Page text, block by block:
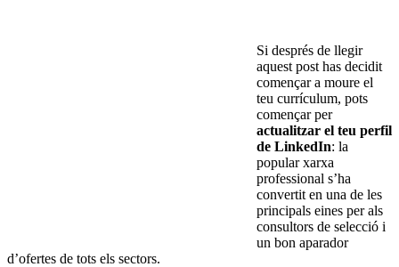
Si després de llegir
aquest post has decidit
començar a moure el
teu currículum, pots
començar per
actualitzar el teu perfil
de LinkedIn: la
popular xarxa
professional s’ha
convertit en una de les
principals eines per als
consultors de selecció i
un bon aparador
d’ofertes de tots els sectors.